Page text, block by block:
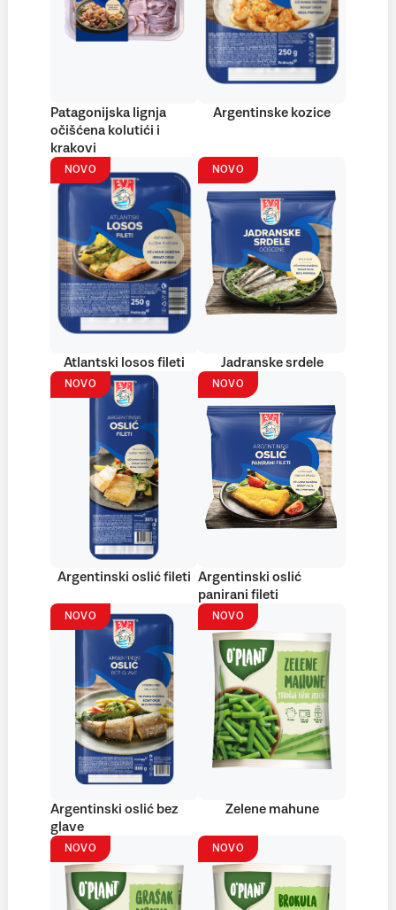
Patagonijska lignja
očišćena kolutići i
krakovi
Argentinske kozice
NOVO
Atlantski losos fileti
NOVO
Jadranske srdele
NOVO
Argentinski oslić fileti
NOVO
Argentinski oslić
panirani fileti
NOVO
Argentinski oslić bez
glave
NOVO
Zelene mahune
NOVO NOVO